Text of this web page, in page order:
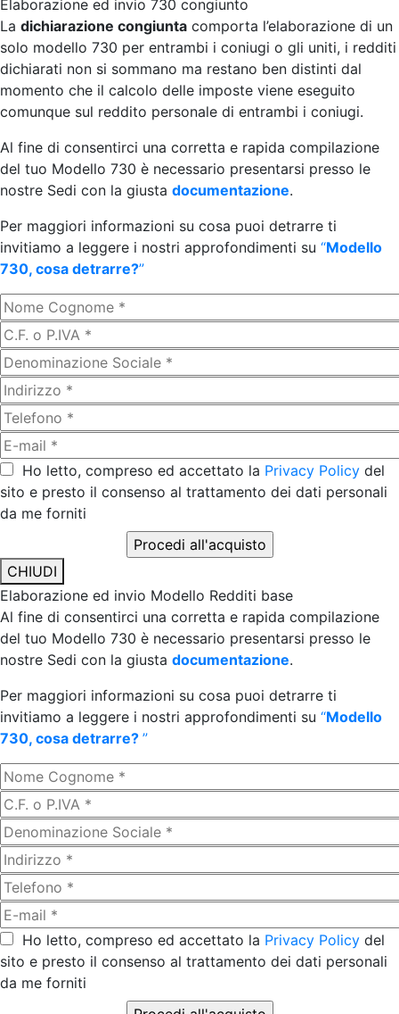
Elaborazione ed invio 730 congiunto
La dichiarazione congiunta comporta l’elaborazione di un
solo modello 730 per entrambi i coniugi o gli uniti, i redditi
dichiarati non si sommano ma restano ben distinti dal
momento che il calcolo delle imposte viene eseguito
comunque sul reddito personale di entrambi i coniugi.
Al fine di consentirci una corretta e rapida compilazione
del tuo Modello 730 è necessario presentarsi presso le
nostre Sedi con la giusta documentazione.
Per maggiori informazioni su cosa puoi detrarre ti
invitiamo a leggere i nostri approfondimenti su “Modello
730, cosa detrarre?”
Ho letto, compreso ed accettato la Privacy Policy del
sito e presto il consenso al trattamento dei dati personali
da me forniti
CHIUDI
Elaborazione ed invio Modello Redditi base
Al fine di consentirci una corretta e rapida compilazione
del tuo Modello 730 è necessario presentarsi presso le
nostre Sedi con la giusta documentazione.
Per maggiori informazioni su cosa puoi detrarre ti
invitiamo a leggere i nostri approfondimenti su “Modello
730, cosa detrarre? ”
Ho letto, compreso ed accettato la Privacy Policy del
sito e presto il consenso al trattamento dei dati personali
da me forniti